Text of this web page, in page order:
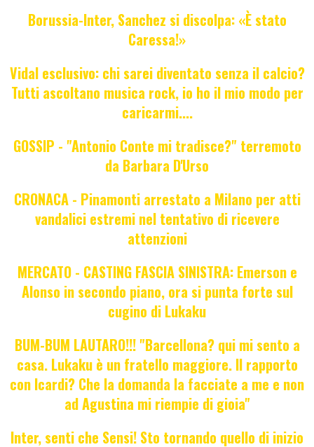
Borussia-Inter, Sanchez si discolpa: «È stato
Caressa!»
Vidal esclusivo: chi sarei diventato senza il calcio?
Tutti ascoltano musica rock, io ho il mio modo per
caricarmi....
GOSSIP - "Antonio Conte mi tradisce?" terremoto
da Barbara D'Urso
CRONACA - Pinamonti arrestato a Milano per atti
vandalici estremi nel tentativo di ricevere
attenzioni
MERCATO - CASTING FASCIA SINISTRA: Emerson e
Alonso in secondo piano, ora si punta forte sul
cugino di Lukaku
BUM-BUM LAUTARO!!! "Barcellona? qui mi sento a
casa. Lukaku è un fratello maggiore. Il rapporto
con Icardi? Che la domanda la facciate a me e non
ad Agustina mi riempie di gioia"
Inter, senti che Sensi! Sto tornando quello di inizio